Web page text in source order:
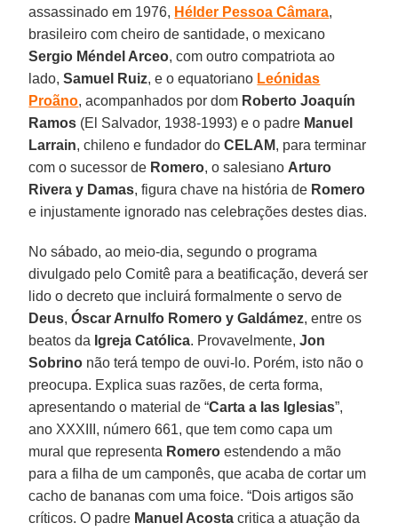
assassinado em 1976, Hélder Pessoa Câmara,
brasileiro com cheiro de santidade, o mexicano
Sergio Méndel Arceo, com outro compatriota ao
lado,Samuel Ruiz, e o equatoriano Leónidas
Proãno, acompanhados por dom Roberto Joaquín
Ramos (El Salvador, 1938-1993) e o padre Manuel
Larrain, chileno e fundador doCELAM, para terminar
com o sucessor de Romero, o salesiano Arturo
Rivera y Damas, figura chave na história de Romero
e injustamente ignorado nas celebrações destes dias.
No sábado, ao meio-dia, segundo o programa
divulgado pelo Comitê para a beatificação, deverá ser
lido o decreto que incluirá formalmente o servo de
Deus,Óscar Arnulfo Romero y Galdámez, entre os
beatos da Igreja Católica. Provavelmente,Jon
Sobrino não terá tempo de ouvi-lo. Porém, isto não o
preocupa. Explica suas razões, de certa forma,
apresentando o material de “Carta a las Iglesias”,
ano XXXIII, número 661, que tem como capa um
mural que representa Romero estendendo a mão
para a filha de um camponês, que acaba de cortar um
cacho de bananas com uma foice. “Dois artigos são
críticos. O padre Manuel Acosta critica a atuação da